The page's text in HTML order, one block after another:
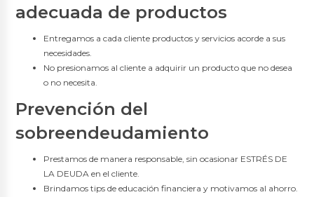
Créditos Hipotecarios
VIS y VIP
Tu Casa Civil
Tu Casa Militares
Terreno
Renueva Tu Casa
Créditos de Consumo
Anticipo de Sueldo en Línea
adecuada de productos
Entregamos a cada cliente productos y servicios acorde a sus
necesidades.
No presionamos al cliente a adquirir un producto que no desea
o no necesita.
Prevención del
sobreendeudamiento
Prestamos de manera responsable, sin ocasionar ESTRÉS DE
LA DEUDA en el cliente.
Brindamos tips de educación financiera y motivamos al ahorro.